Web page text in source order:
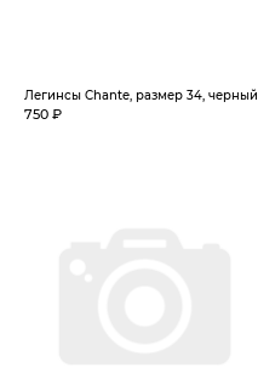
Легинсы Chante, размер 34, черный
750 ₽